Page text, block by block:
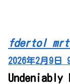
fdertol
2026年2月9日